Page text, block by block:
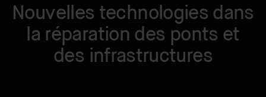
Nouvelles technologies dans
la réparation des ponts et
des infrastructures